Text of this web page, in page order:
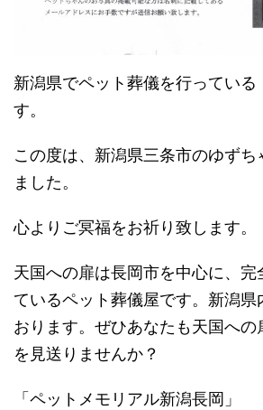
新潟県でペット葬儀を行ってい
す。
この度は、新潟県三条市のゆずち
ました。
心よりご冥福をお祈り致します。
天国への扉は長岡市を中心に、完
ているペット葬儀屋です。新潟県
おります。ぜひあなたも天国へ
を見送りませんか？
「ペットメモリアル新潟長岡」